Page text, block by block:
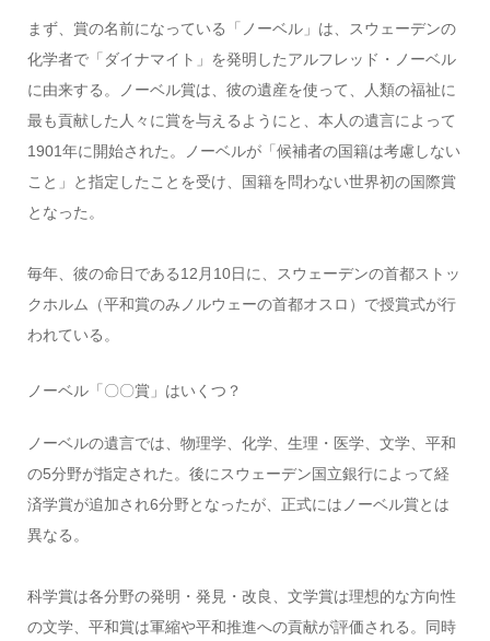
まず、賞の名前になっている「ノーベル」は、スウェーデンの
化学者で「ダイナマイト」を発明したアルフレッド・ノーベル
に由来する。ノーベル賞は、彼の遺産を使って、人類の福祉に
最も貢献した人々に賞を与えるようにと、本人の遺言によって
1901年に開始された。ノーベルが「候補者の国籍は考慮しない
こと」と指定したことを受け、国籍を問わない世界初の国際賞
となった。
毎年、彼の命日である12月10日に、スウェーデンの首都ストッ
クホルム（平和賞のみノルウェーの首都オスロ）で授賞式が行
われている。
ノーベル「〇〇賞」はいくつ？
ノーベルの遺言では、物理学、化学、生理・医学、文学、平和
の5分野が指定された。後にスウェーデン国立銀行によって経
済学賞が追加され6分野となったが、正式にはノーベル賞とは
異なる。
科学賞は各分野の発明・発見・改良、文学賞は理想的な方向性
の文学、平和賞は軍縮や平和推進への貢献が評価される。同時